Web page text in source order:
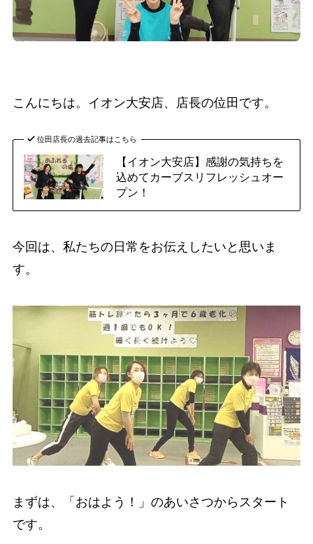
こんにちは。イオン大安店、店長の位田です。
位田店長の過去記事はこちら
【イオン大安店】感謝の気持ちを
込めてカーブスリフレッシュオー
プン！
今回は、私たちの日常をお伝えしたいと思いま
す。
まずは、「おはよう！」のあいさつからスタート
です。